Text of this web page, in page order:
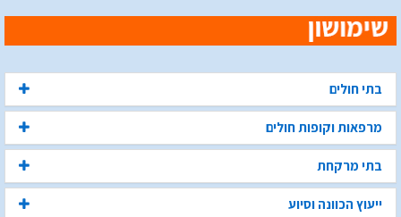
בתי חולים
מרפאות וקופות חולים
בתי מרקחת
ייעוץ הכוונה וסיוע